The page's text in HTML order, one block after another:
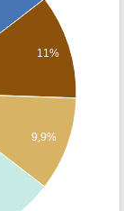
11%
9,9%